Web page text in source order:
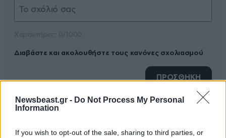
Newsbeast.gr - Do Not Process My Personal
Information
If you wish to opt-out of the sale, sharing to third parties, or
Διαβάστε και ακολουθήστε τους κανόνες σχολιασμού
ΠΡΟΣΘΗΚΗ
Vito 10·09·2012 16:36